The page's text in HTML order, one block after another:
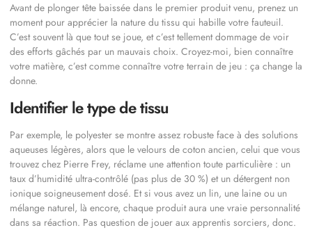
Avant de plonger tête baissée dans le premier produit venu, prenez un
moment pour apprécier la nature du tissu qui habille votre fauteuil.
C’est souvent là que tout se joue, et c’est tellement dommage de voir
des efforts gâchés par un mauvais choix. Croyez-moi, bien connaître
votre matière, c’est comme connaître votre terrain de jeu : ça change la
donne.
Identifier le type de tissu
Par exemple, le polyester se montre assez robuste face à des solutions
aqueuses légères, alors que le velours de coton ancien, celui que vous
trouvez chez Pierre Frey, réclame une attention toute particulière : un
taux d’humidité ultra-contrôlé (pas plus de 30 %) et un détergent non
ionique soigneusement dosé. Et si vous avez un lin, une laine ou un
mélange naturel, là encore, chaque produit aura une vraie personnalité
dans sa réaction. Pas question de jouer aux apprentis sorciers, donc.